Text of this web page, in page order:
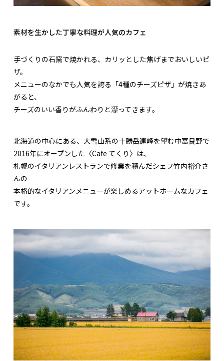
素材を生かした丁寧な料理が人気のカフェ
手づくりの石窯で焼かれる、カリッとした焦げまでおいしいピ
ザ。
メニューのなかでも人気を誇る「4種のチーズピザ」が焼きあ
がると、
チーズのいい香りがふんわりと漂ってきます。
北海道の中心にある、大雪山系の十勝岳連峰を望む中富良野で
2016年にオープンした〈Cafe てくり〉は、
札幌のイタリアンレストランで修業を積んだシェフ竹内裕介さ
んの
本格的なイタリアンメニューが楽しめるアットホームなカフェ
です。